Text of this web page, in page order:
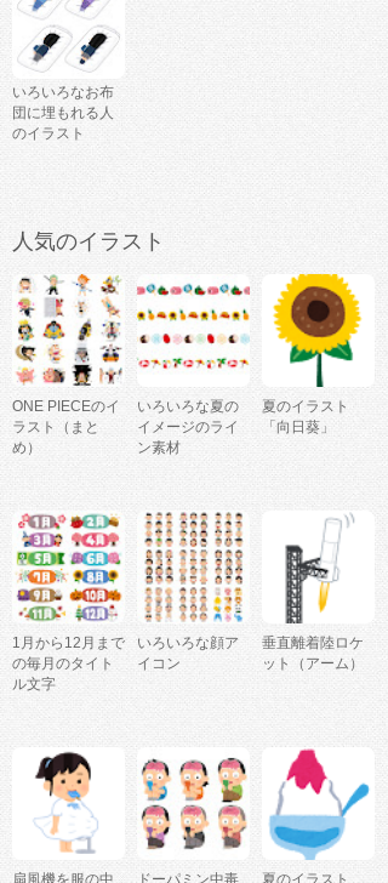
いろいろなお布
団に埋もれる人
のイラスト
人気のイラスト
ONE PIECEのイ
ラスト（まと
め）
いろいろな夏の
イメージのライ
ン素材
夏のイラスト
「向日葵」
1月から12月まで
の毎月のタイト
ル文字
いろいろな顔ア
イコン
垂直離着陸ロケ
ット（アーム）